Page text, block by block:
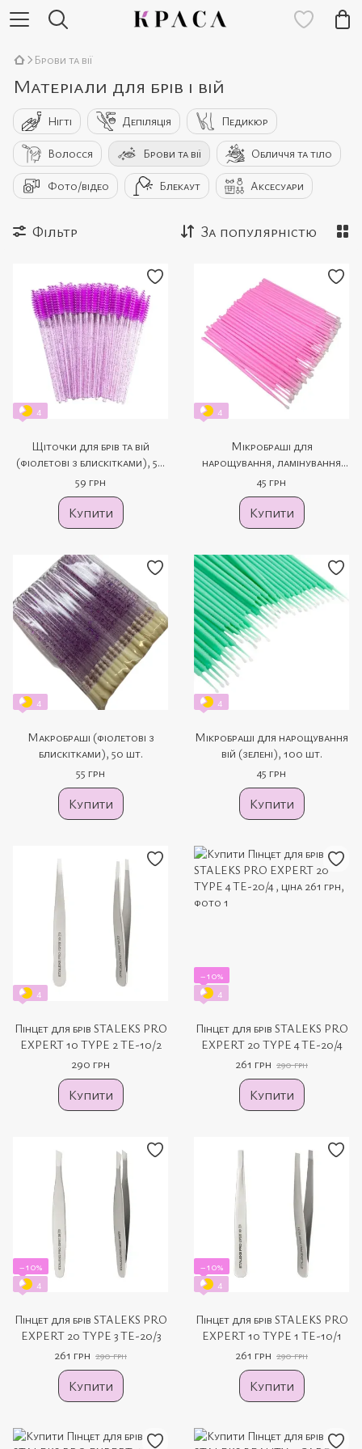
Брови та вії
Матеріали для брів і вій
Нігті Депіляція Педикюр
Волосся Брови та вії Обличчя та тіло
Фото/відео Блекаут Аксесуари
Фільтр За популярністю
4
Щіточки для брів та вій
(фіолетові з блискітками), 50
шт.
59 грн
Купити
4
Мікробраші для
нарощування, ламінування
вій (рожеві), 100 шт.
45 грн
Купити
4
Макробраші (фіолетові з
блискітками), 50 шт.
55 грн
Купити
4
Мікробраші для нарощування
вій (зелені), 100 шт.
45 грн
Купити
4
Пінцет для брів STALEKS PRO
EXPERT 10 TYPE 2 TE-10/2
290 грн
Купити
−10%
4
Пінцет для брів STALEKS PRO
EXPERT 20 TYPE 4 TE-20/4
261 грн 290 грн
Купити
−10%
4
Пінцет для брів STALEKS PRO
EXPERT 20 TYPE 3 TE-20/3
261 грн 290 грн
Купити
−10%
4
Пінцет для брів STALEKS PRO
EXPERT 10 TYPE 1 TE-10/1
261 грн 290 грн
Купити